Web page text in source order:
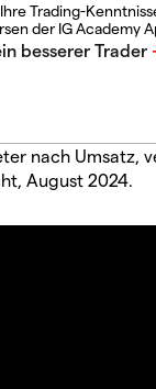
Trading-
der IG Academy
nach Umsatz,
August 2024.